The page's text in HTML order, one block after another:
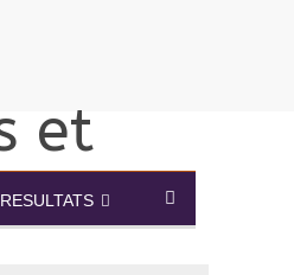
RESULTATS